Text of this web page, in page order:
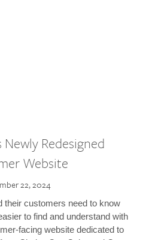
Redesigned
Website
22, 2024
their customers need to know
to find and understand with
facing website dedicated to